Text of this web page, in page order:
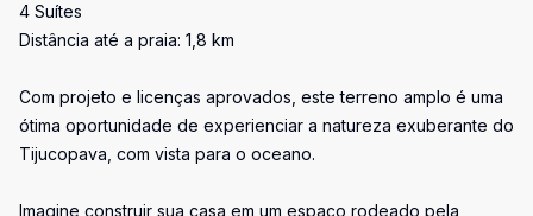
4 Suítes
Distância até a praia: 1,8 km
Com projeto e licenças aprovados, este terreno amplo é uma
ótima oportunidade de experienciar a natureza exuberante do
Tijucopava, com vista para o oceano.
Imagine construir sua casa em um espaço rodeado pela